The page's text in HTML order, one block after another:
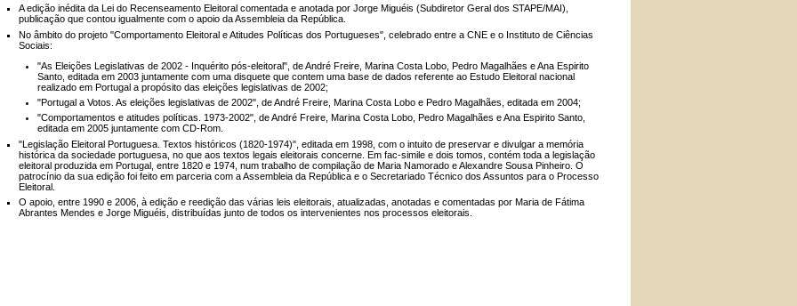
A edição inédita da Lei do Recenseamento Eleitoral comentada e anotada por Jorge Miguéis (Subdiretor Geral dos STAPE/MAI),
publicação que contou igualmente com o apoio da Assembleia da República.
No âmbito do projeto "Comportamento Eleitoral e Atitudes Políticas dos Portugueses", celebrado entre a CNE e o Instituto de Ciências
Sociais:
"As Eleições Legislativas de 2002 - Inquérito pós-eleitoral", de André Freire, Marina Costa Lobo, Pedro Magalhães e Ana Espirito
Santo, editada em 2003 juntamente com uma disquete que contem uma base de dados referente ao Estudo Eleitoral nacional
realizado em Portugal a propósito das eleições legislativas de 2002;
"Portugal a Votos. As eleições legislativas de 2002", de André Freire, Marina Costa Lobo e Pedro Magalhães, editada em 2004;
"Comportamentos e atitudes políticas. 1973-2002", de André Freire, Marina Costa Lobo, Pedro Magalhães e Ana Espirito Santo,
editada em 2005 juntamente com CD-Rom.
"Legislação Eleitoral Portuguesa. Textos históricos (1820-1974)", editada em 1998, com o intuito de preservar e divulgar a memória
histórica da sociedade portuguesa, no que aos textos legais eleitorais concerne. Em fac-simile e dois tomos, contém toda a legislação
eleitoral produzida em Portugal, entre 1820 e 1974, num trabalho de compilação de Maria Namorado e Alexandre Sousa Pinheiro. O
patrocínio da sua edição foi feito em parceria com a Assembleia da República e o Secretariado Técnico dos Assuntos para o Processo
Eleitoral.
O apoio, entre 1990 e 2006, à edição e reedição das várias leis eleitorais, atualizadas, anotadas e comentadas por Maria de Fátima
Abrantes Mendes e Jorge Miguéis, distribuídas junto de todos os intervenientes nos processos eleitorais.